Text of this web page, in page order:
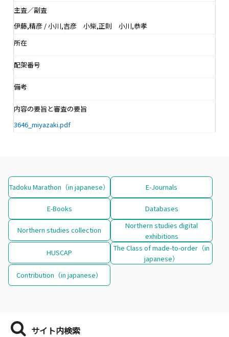
主査／副査
伊藤,精彦 / 小川,吉彦 小柴,正則 小川,恭孝
所在
配架番号
備考
内容の要旨と審査の要旨
3646_miyazaki.pdf
Tadoku Marathon（in japanese） E-Journals
E-Books Databases
Northern studies collection
Northern studies digital
exhibitions
HUSCAP
The Class of made-to-order（in
japanese）
Contribution（in japanese）
サイト内検索